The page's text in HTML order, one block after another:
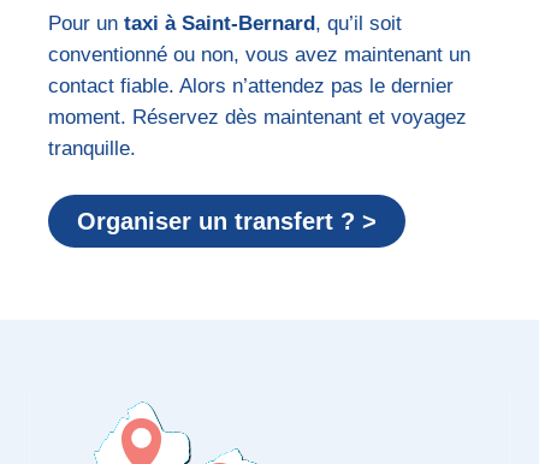
Pour un taxi à Saint-Bernard, qu’il soit
conventionné ou non, vous avez maintenant un
contact fiable. Alors n’attendez pas le dernier
moment. Réservez dès maintenant et voyagez
tranquille.
Organiser un transfert ? >